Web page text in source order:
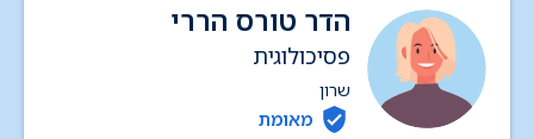
הדר טורס הררי
פסיכולוגית
שרון
מאומת